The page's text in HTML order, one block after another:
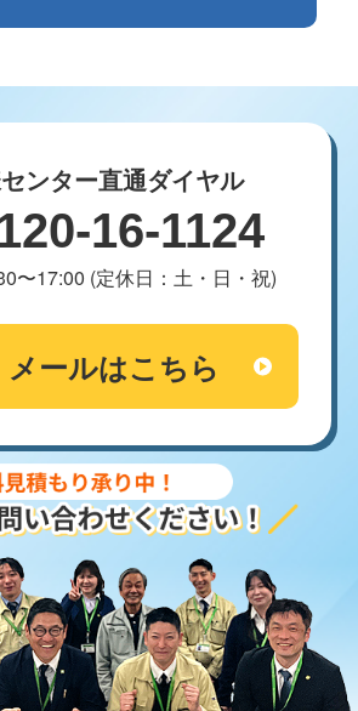
ンター直通ダイヤル
16-1124
〜17:00 (定休日：土・日・祝)
メールはこちら